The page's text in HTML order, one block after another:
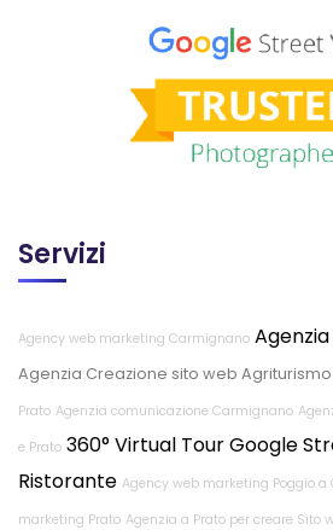
Servizi
Agency web marketing Carmignano
Agenzia Creazione sito web Agriturismo
Prato Agenzia comunicazione Carmignano
e Prato 360° Virtual Tour Google
Ristorante Agency web marketing Poggio a
marketing Prato Agenzia a Prato per creare Sito